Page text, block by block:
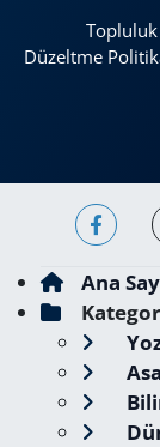
Topluluk
Düzeltme
Ana